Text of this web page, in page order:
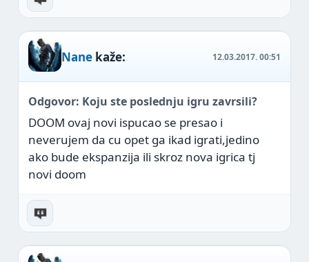
Nane kaže: 12.03.2017.00:51
Odgovor: Koju ste poslednju igru zavrsili?
DOOM ovaj novi ispucao se presao i
neverujem da cu opet ga ikad igrati,jedino
ako bude ekspanzija ili skroz nova igrica tj
novi doom